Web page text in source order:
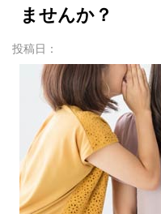
ませんか？
投稿日：